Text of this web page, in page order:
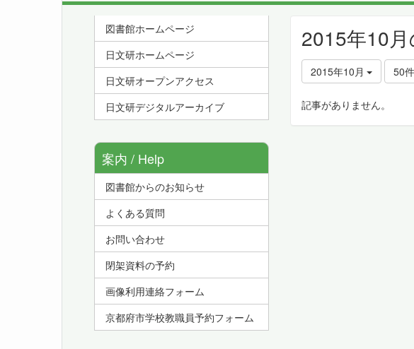
2015年10
2015年10月 50件
記事がありません。
図書館ホームページ
日文研ホームページ
日文研オープンアクセス
日文研デジタルアーカイブ
案内 / Help
図書館からのお知らせ
よくある質問
お問い合わせ
閉架資料の予約
画像利用連絡フォーム
京都府市学校教職員予約フォーム